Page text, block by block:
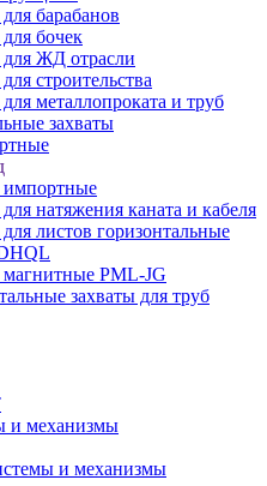
барабанов
бочек
для ЖД отрасли
строительства
металлопроката и труб
захваты
импортные
натяжения каната и кабеля
листов горизонтальные
магнитные PML-JG
захваты для труб
и механизмы
и механизмы